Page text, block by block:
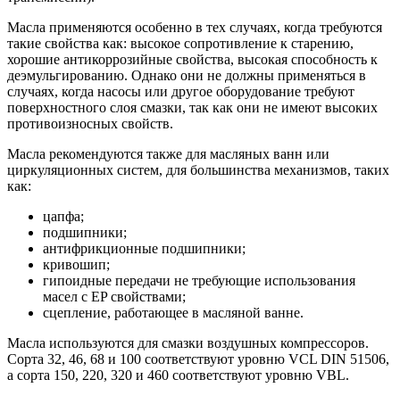
Масла применяются особенно в тех случаях, когда требуются
такие свойства как: высокое сопротивление к старению,
хорошие антикоррозийные свойства, высокая способность к
деэмульгированию. Однако они не должны применяться в
случаях, когда насосы или другое оборудование требуют
поверхностного слоя смазки, так как они не имеют высоких
противоизносных свойств.
Масла рекомендуются также для масляных ванн или
циркуляционных систем, для большинства механизмов, таких
как:
цапфа;
подшипники;
антифрикционные подшипники;
кривошип;
гипоидные передачи не требующие использования
масел с EP свойствами;
сцепление, работающее в масляной ванне.
Масла используются для смазки воздушных компрессоров.
Сорта 32, 46, 68 и 100 соответствуют уровню VCL DIN 51506,
а сорта 150, 220, 320 и 460 соответствуют уровню VBL.